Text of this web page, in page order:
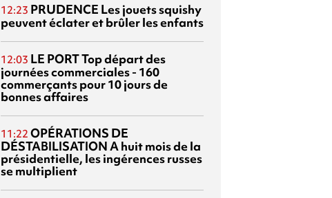
12:23 PRUDENCE Les jouets squishy
peuvent éclater et brûler les enfants
12:03 LE PORTTop départ des
journées commerciales - 160
commerçants pour 10 jours de
bonnes affaires
11:22 OPÉRATIONS DE
DÉSTABILISATIONA huit mois de la
présidentielle, les ingérences russes
se multiplient